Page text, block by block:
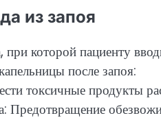
из запоя
которой пациенту
после запоя:
токсичные продукты
Предотвращение